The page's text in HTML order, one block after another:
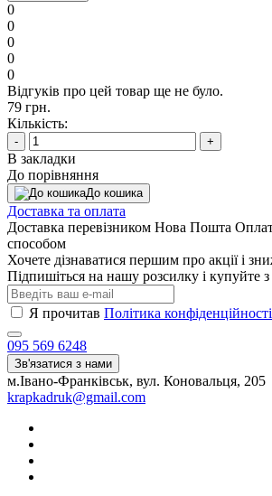
0
0
0
0
0
Відгуків про цей товар ще не було.
79 грн.
Кількість:
- +
В закладки
До порівняння
До кошика
Доставка та оплата
Доставка перевізником Нова Пошта
способом
Хочете дізнаватися першим про акції і
Підпишіться на нашу розсилку і купуйте
Я прочитав Політика конфіденційності
095 569 6248
Зв'язатися з нами
м.Івано-Франківськ, вул. Коновальця, 205
krapkadruk@gmail.com